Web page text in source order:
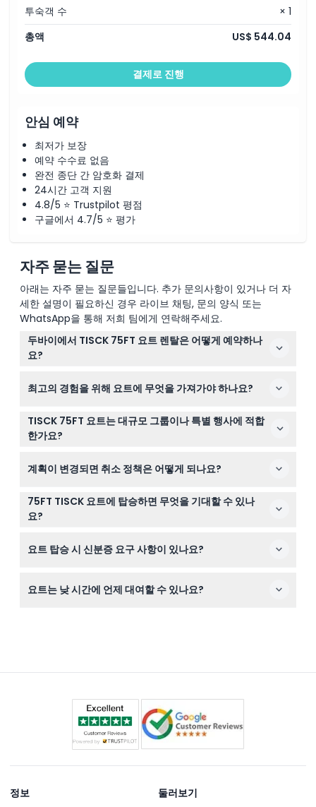
투숙객 수
× 1
총액
US$ 544.04
결제로 진행
안심 예약
최저가 보장
예약 수수료 없음
완전 종단 간 암호화 결제
24시간 고객 지원
4.8/5 ⭐ Trustpilot 평점
구글에서 4.7/5 ⭐ 평가
자주 묻는 질문
아래는 자주 묻는 질문들입니다. 추가 문의사항이 있거나 더 자
세한 설명이 필요하신 경우 라이브 채팅, 문의 양식 또는
WhatsApp을 통해 저희 팀에게 연락해주세요.
두바이에서 TISCK 75FT 요트 렌탈은 어떻게 예약하나
요?
인으로 예약하실 수 있습니다. 원하는 날짜를 선택하고 예
최고의 경험을 위해 요트에 무엇을 가져가야 하나요?
수영할 계획이라면 수영복을, 여름에는 스마트 캐주얼 옷차
림을, 겨울 저녁에는 가벼운 자켓을 가져오시는 것을 권장
합니다. 탑승 시 필요한 유효한 여권 또는 신분증도 잊지 마
TISCK 75FT 요트는 대규모 그룹이나 특별 행사에 적합
한가요?
용할 수 있으며, 프라이빗 파티, 기업 행사, 두바이 해안선의
계획이 변경되면 취소 정책은 어떻게 되나요?
예약 24시간 전까지 취소하면 환불이 가능하며, 이체 수수
료를 제외한 금액이 환불됩니다. 24시간 이내 취소 또는 노
쇼는 전액 청구됩니다.
75FT TISCK 요트에 탑승하면 무엇을 기대할 수 있나
요?
프트 드링크, 그리고 두바이의 상징적인 명소를 지나며 즐
요트 탑승 시 신분증 요구 사항이 있나요?
권 또는 공식 신분증을 반드시 지참해야 하므로 여행 당일
요트는 낮 시간에 언제 대여할 수 있나요?
정보 둘러보기